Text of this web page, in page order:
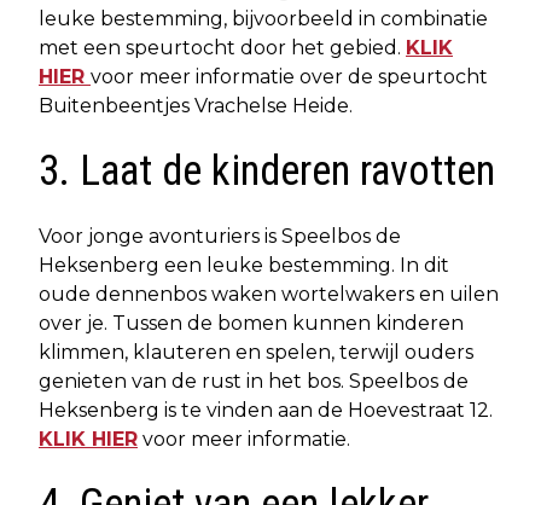
leuke bestemming, bijvoorbeeld in combinatie
met een speurtocht door het gebied. KLIK
HIER voor meer informatie over de speurtocht
Buitenbeentjes Vrachelse Heide.
3. Laat de kinderen ravotten
Voor jonge avonturiers is Speelbos de
Heksenberg een leuke bestemming. In dit
oude dennenbos waken wortelwakers en uilen
over je. Tussen de bomen kunnen kinderen
klimmen, klauteren en spelen, terwijl ouders
genieten van de rust in het bos. Speelbos de
Heksenberg is te vinden aan de Hoevestraat 12.
KLIK HIER voor meer informatie.